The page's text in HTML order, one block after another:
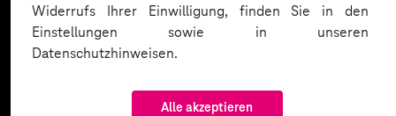
Widerrufs Ihrer Einwilligung, finden Sie in den
Einstellungen sowie in unseren
Datenschutzhinweisen.
Alle akzeptieren